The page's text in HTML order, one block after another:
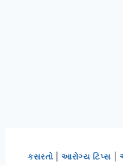
કસરતો |આરોગ્ય ટિપ્સ